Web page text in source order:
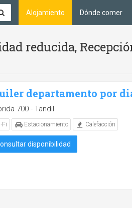
Alojamiento Dónde comer
reducida,
departamento por
700 - Tandil
Fi Estacionamiento Calefacción
disponibilidad